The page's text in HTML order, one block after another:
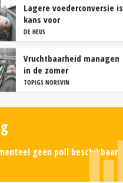
Lagere voederconversie is
kans voor
vleesvarkenshouders
DE HEUS
Vruchtbaarheid managen
in de zomer
TOPIGS NORSVIN
geen poll beschikbaar.